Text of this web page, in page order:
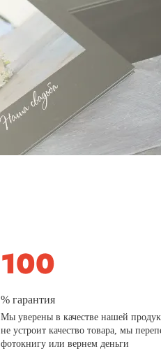
% гарантия
Мы уверены в качестве нашей
не устроит качество товара, мы
фотокнигу или вернем деньги